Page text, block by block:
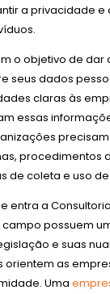
a privacidade e
o objetivo de
seus dados
claras às
essas
procedimentos
de coleta e uso
entra a Consultoria
campo possuem
e suas
orientem as
Uma